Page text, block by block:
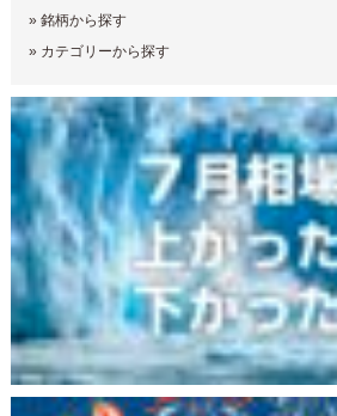
» 銘柄から探す
» カテゴリーから探す